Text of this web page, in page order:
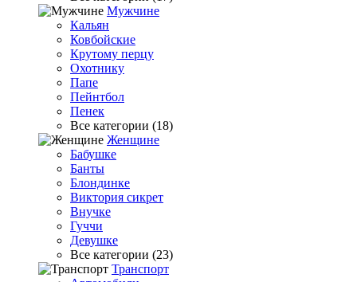
Мужчине
Кальян
Ковбойские
Крутому перцу
Охотнику
Папе
Пейнтбол
Пенек
Все категории (18)
Женщине
Бабушке
Банты
Блондинке
Виктория сикрет
Внучке
Гуччи
Девушке
Все категории (23)
Транспорт